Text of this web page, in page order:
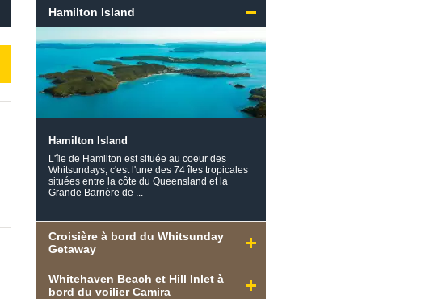
Hamilton Island
Hamilton Island
L'île de Hamilton est située au coeur des
Whitsundays, c'est l'une des 74 îles tropicales
situées entre la côte du Queensland et la
Grande Barrière de ...
Croisière à bord du Whitsunday
Getaway
Whitehaven Beach et Hill Inlet à
bord du voilier Camira